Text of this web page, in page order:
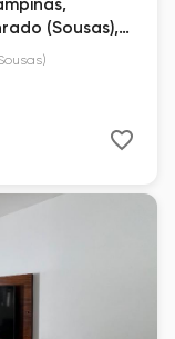
(Sousas),